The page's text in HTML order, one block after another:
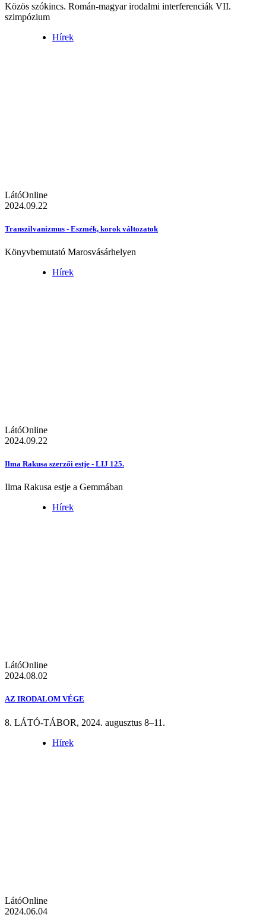
Közös szókincs. Román-magyar irodalmi interferenciák VII.
szimpózium
Hírek
LátóOnline
2024.09.22
Transzilvanizmus - Eszmék, korok változatok
Könyvbemutató Marosvásárhelyen
Hírek
LátóOnline
2024.09.22
Ilma Rakusa szerzői estje - LIJ 125.
Ilma Rakusa estje a Gemmában
Hírek
LátóOnline
2024.08.02
AZ IRODALOM VÉGE
8. LÁTÓ-TÁBOR, 2024. augusztus 8–11.
Hírek
LátóOnline
2024.06.04